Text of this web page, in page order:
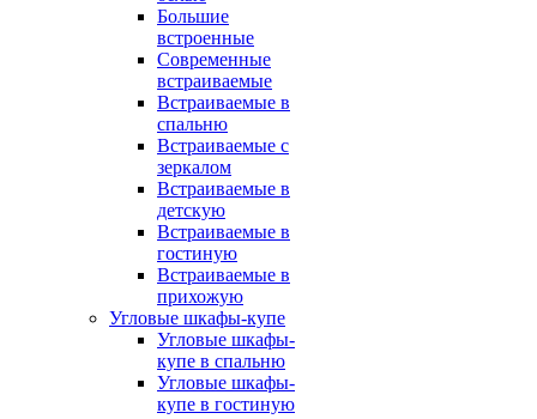
Большие
встроенные
Современные
встраиваемые
Встраиваемые в
спальню
Встраиваемые с
зеркалом
Встраиваемые в
детскую
Встраиваемые в
гостиную
Встраиваемые в
прихожую
Угловые шкафы-купе
Угловые шкафы-
купе в спальню
Угловые шкафы-
купе в гостиную